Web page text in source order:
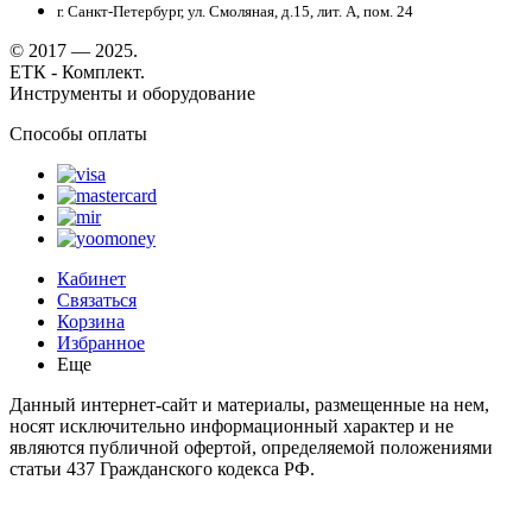
г. Санкт-Петербург, ул. Смоляная, д.15, лит. А, пом. 24
© 2017 — 2025.
ЕТК - Комплект.
Инструменты и оборудование
Способы оплаты
Кабинет
Связаться
Корзина
Избранное
Еще
Данный интернет-сайт и материалы, размещенные на нем,
носят исключительно информационный характер и не
являются публичной офертой, определяемой положениями
статьи 437 Гражданского кодекса РФ.